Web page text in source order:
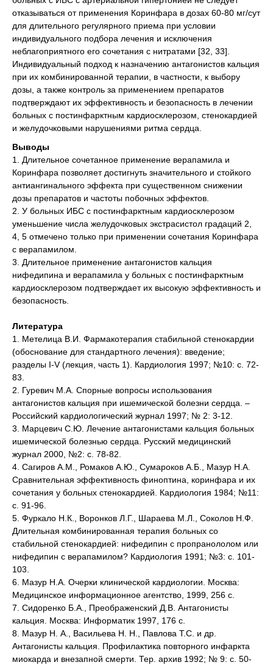
отказываться от применения Коринфара в дозах 60-80 мг/сут
для длительного регулярного приема при условии
индивидуального подбора лечения и исключения
неблагоприятного его сочетания с нитратами [32, 33].
Индивидуальный подход к назначению антагонистов кальция
при их комбинированной терапии, в частности, к выбору
дозы, а также контроль за применением препаратов
подтверждают их эффективность и безопасность в лечении
больных с постинфарктным кардиосклерозом, стенокардией
и желудочковыми нарушениями ритма сердца.
Выводы
1. Длительное сочетанное применение верапамила и
Коринфара позволяет достигнуть значительного и стойкого
антиангинального эффекта при существенном снижении
дозы препаратов и частоты побочных эффектов.
2. У больных ИБС с постинфарктным кардиосклерозом
уменьшение числа желудочковых экстрасистол градаций 2,
4, 5 отмечено только при применении сочетания Коринфара
с верапамилом.
3. Длительное применение антагонистов кальция
нифедипина и верапамила у больных с постинфарктным
кардиосклерозом подтверждает их высокую эффективность и
безопасность.
Литература
1. Метелица В.И. Фармакотерапия стабильной стенокардии
(обоснование для стандартного лечения): введение;
разделы I-V (лекция, часть 1). Кардиология 1997; №10: с. 72-
83.
2. Гуревич М.А. Спорные вопросы использования
антагонистов кальция при ишемической болезни сердца. –
Российский кардиологический журнал 1997; № 2: 3-12.
3. Марцевич С.Ю. Лечение антагонистами кальция больных
ишемической болезнью сердца. Русский медицинский
журнал 2000, №2: с. 78-82.
4. Сагиров А.М., Ромаков А.Ю., Сумароков А.Б., Мазур Н.А.
Сравнительная эффективность финоптина, коринфара и их
сочетания у больных стенокардией. Кардиология 1984; №11:
с. 91-96.
5. Фуркало Н.К., Воронков Л.Г., Шараева М.Л., Соколов Н.Ф.
Длительная комбинированная терапия больных со
стабильной стенокардией: нифедипин с пропранололом или
нифедипин с верапамилом? Кардиология 1991; №3: с. 101-
103.
6. Мазур Н.А. Очерки клинической кардиологии. Москва:
Медицинское информационное агентство, 1999, 256 с.
7. Сидоренко Б.А., Преображенский Д.В. Антагонисты
кальция. Москва: Информатик 1997, 176 с.
8. Мазур Н. А., Васильева Н. Н., Павлова Т.С. и др.
Антагонисты кальция. Профилактика повторного инфаркта
миокарда и внезапной смерти. Тер. архив 1992; № 9: с. 50-